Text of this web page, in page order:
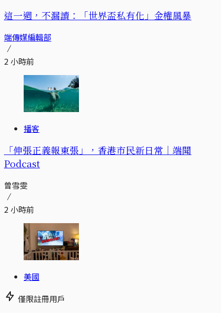
這一週，不漏讀：「世界盃私有化」金權風暴
端傳媒編輯部
2 小時前
播客
「伸張正義報東張」，香港市民新日常｜端聞
Podcast
曾雪雯
2 小時前
美國
僅限註冊用戶